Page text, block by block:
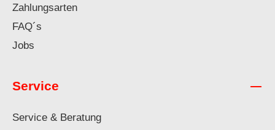
Zahlungsarten
FAQ´s
Jobs
Service
Service & Beratung